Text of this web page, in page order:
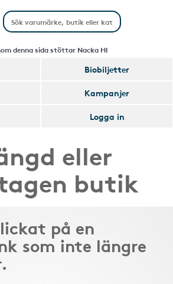
denna sida stöttar Nacka HI
Biobiljetter
Kampanjer
Logga in
eller
butik
på en
som inte längre